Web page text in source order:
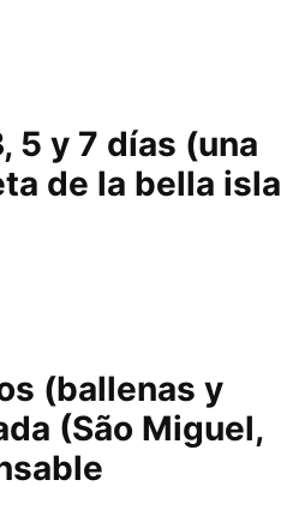
5 y 7 días (una
de la bella isla
(ballenas y
(São Miguel,